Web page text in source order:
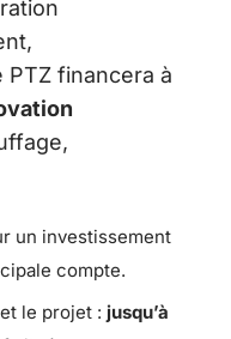
financera à
un investissement
compte.
le projet : jusqu’à